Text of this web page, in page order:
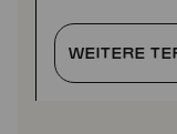
WEITERE